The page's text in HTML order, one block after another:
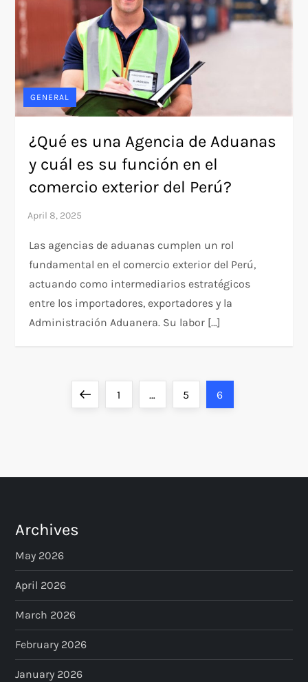
GENERAL
¿Qué es una Agencia de Aduanas
y cuál es su función en el
comercio exterior del Perú?
Las agencias de aduanas cumplen un rol
fundamental en el comercio exterior del Perú,
actuando como intermediarios estratégicos
entre los importadores, exportadores y la
Administración Aduanera. Su labor […]
s
p
a
g
i
PreviousPage
1 … Page
5 Page
6
Archives
May 2026
April 2026
March 2026
February 2026
January 2026